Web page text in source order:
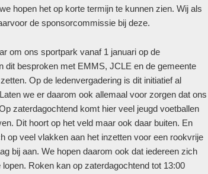
hopen het op korte termijn te kunnen zien. Wij als
de sponsorcommissie bij deze.
om ons sportpark vanaf 1 januari op de
dit besproken met EMMS, JCLE en de gemeente
Op de ledenvergadering is dit initiatief al
we er daarom ook allemaal voor zorgen dat ons
zaterdagochtend komt hier veel jeugd voetballen
Dit hoort op het veld maar ook daar buiten. En
op veel vlakken aan het inzetten voor een rookvrije
bij aan. We hopen daarom ook dat iedereen zich
Roken kan op zaterdagochtend tot 13:00